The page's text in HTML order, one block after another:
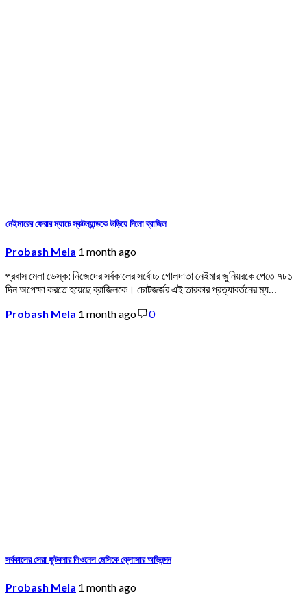
নেইমারের ফেরার ম্যাচে স্কটল্যান্ডকে উড়িয়ে দিলো ব্রাজিল
Probash Mela 1 month ago
প্রবাস মেলা ডেস্ক: নিজেদের সর্বকালের সর্বোচ্চ গোলদাতা নেইমার জুনিয়রকে পেতে ৭৮১
দিন অপেক্ষা করতে হয়েছে ব্রাজিলকে। চোটজর্জর এই তারকার প্রত্যাবর্তনের ম্য…
Probash Mela 1 month ago 0
সর্বকালের সেরা ফুটবলার লিওনেল মেসিকে ক্লোসার অভিনন্দন
Probash Mela 1 month ago